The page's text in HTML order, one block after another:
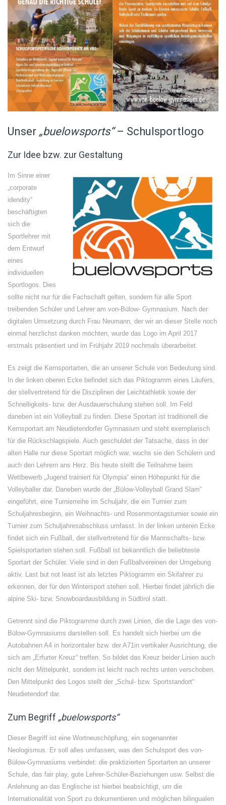
Unser „buelowsports“– Schulsportlogo
Zur Idee bzw. zur Gestaltung
Im Sinne einer
„corporate
idendity“
beschäftigten
sich die
Sportlehrer mit
dem Entwurf
eines
individuellen
Sportlogos. Dies
sollte nicht nur für die Fachschaft gelten, sondern für alle Sport
treibenden Schüler und Lehrer am von-Bülow- Gymnasium. Nach der
digitalen Umsetzung durch Frau Neumann, der wir an dieser Stelle noch
einmal herzlichst danken möchten, wurde das Logo im April 2017
erstmals präsentiert und im Frühjahr 2019 nochmals überarbeitet.
Es zeigt die Kernsportarten, die an unserer Schule von Bedeutung sind.
In der linken oberen Ecke befindet sich das Piktogramm eines Läufers,
der stellvertretend für die Disziplinen der Leichtathletik sowie der
Schnelligkeits- bzw. der Ausdauerschulung stehen soll. Im Feld
daneben ist ein Volleyball zu finden. Diese Sportart ist traditionell die
Kernsportart am Neudietendorfer Gymnasium und steht exemplarisch
für die Rückschlagspiele. Auch geschuldet der Tatsache, dass in der
alten Halle nur diese Sportart möglich war, wuchs sie den Schülern und
auch den Lehrern ans Herz. Bis heute stellt die Teilnahme beim
Wettbewerb „Jugend trainiert für Olympia“ einen Höhepunkt für die
Volleyballer dar. Daneben wurde der „Bülow-Volleyball Grand Slam“
eingeführt, eine Turnierreihe im Schuljahr, die ein Turnier zum
Schuljahresbeginn, ein Weihnachts- und Rosenmontagsturnier sowie ein
Turnier zum Schuljahresabschluss umfasst. In der linken unteren Ecke
findet sich ein Fußball, der stellvertretend für die Mannschafts- bzw.
Spielsportarten stehen soll. Fußball ist bekanntlich die beliebteste
Sportart der Schüler. Viele sind in den Fußballvereinen der Umgebung
aktiv. Last but not least ist als letztes Piktogramm ein Skifahrer zu
erkennen, der für den Wintersport stehen soll. Hierbei findet jährlich die
alpine Ski- bzw. Snowboardausbildung in Südtirol statt.
Getrennt sind die Piktogramme durch zwei Linien, die die Lage des von-
Bülow-Gymnasiums darstellen soll. Es handelt sich hierbei um die
Autobahnen A4 in horizontaler bzw. der A71in vertikaler Ausrichtung, die
sich am „Erfurter Kreuz“ treffen. So bildet das Kreuz beider Linien auch
nicht den Mittelpunkt, sondern ist leicht nach rechts unten verschoben.
Den Mittelpunkt des Logos stellt der „Schul- bzw. Sportstandort“
Neudietendorf dar.
Zum Begriff „buelowsports“
Dieser Begriff ist eine Wortneuschöpfung, ein sogenannter
Neologismus. Er soll alles umfassen, was den Schulsport des von-
Bülow-Gymnasiums verbindet: die praktizierten Sportarten an unserer
Schule, das fair play, gute Lehrer-Schüler-Beziehungen usw. Selbst die
Anlehnung an das Englische ist hierbei beabsichtigt, um die
Internationalität von Sport zu dokumentieren und möglichen bilingualen